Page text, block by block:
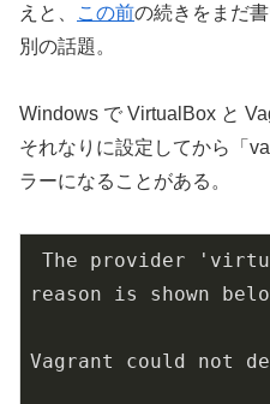
えと、 この前の続きをまだ
別の話題。
Windows で VirtualBox と
それなりに設定してから「
ラーになることがある。
The provider
reason is shown
Vagrant could not